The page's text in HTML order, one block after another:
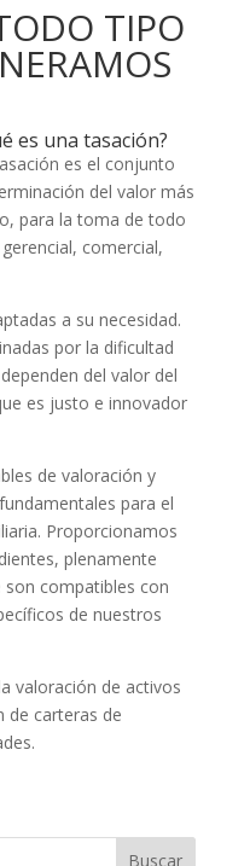
TIPO
es una tasación?
es el conjunto
del valor más
para la toma de todo
comercial,
a su necesidad.
por la dificultad
del valor del
es justo e innovador
de valoración y
para el
Proporcionamos
plenamente
son compatibles con
de nuestros
valoración de activos
de carteras de